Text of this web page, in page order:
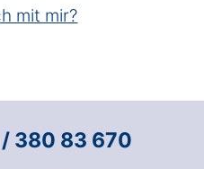
mit mir?
380 83 670